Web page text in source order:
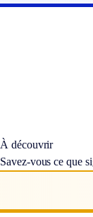
À découvrir
Savez-vous ce que